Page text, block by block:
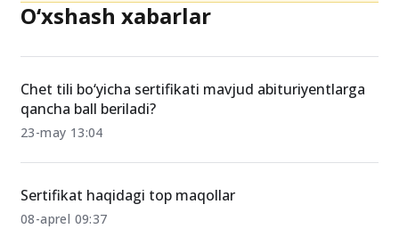
O‘xshash xabarlar
Chet tili bo‘yicha sertifikati mavjud abituriyentlarga
qancha ball beriladi?
23-may 13:04
Sertifikat haqidagi top maqollar
08-aprel 09:37